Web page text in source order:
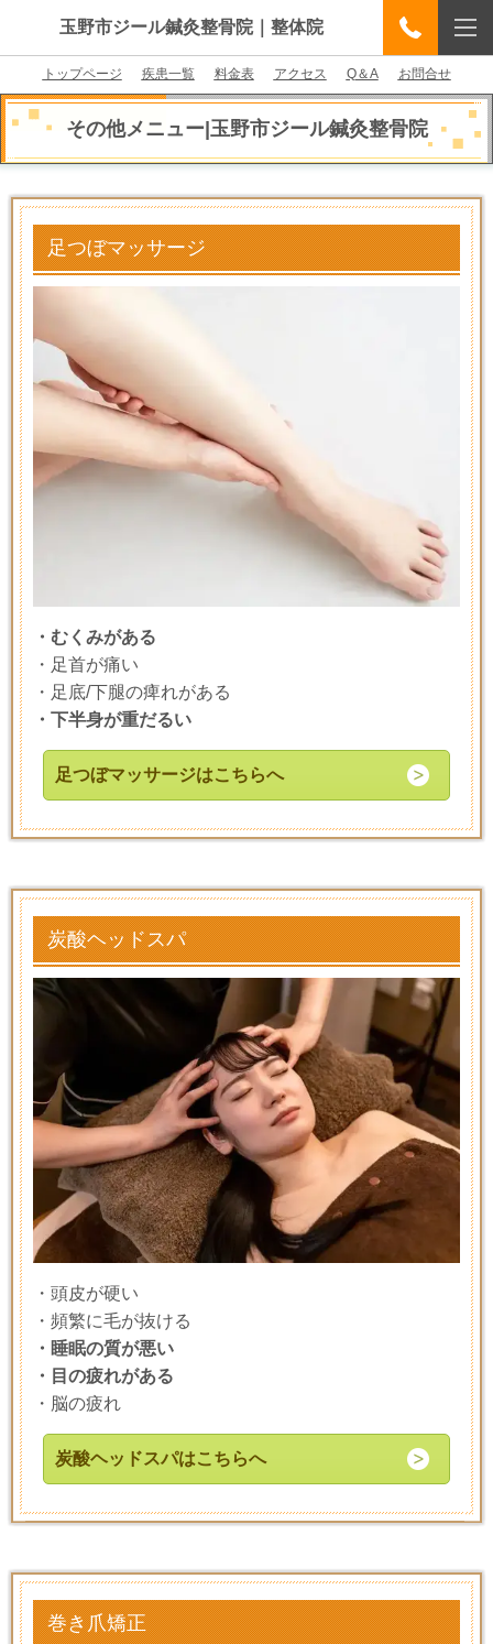
玉野市ジール鍼灸整骨院｜整体院
トップページ 疾患一覧 料金表 アクセス Q＆A お問合せ
その他メニュー| 玉野市ジール鍼灸整骨院
足つぼマッサージ
・むくみがある
・足首が痛い
・足底/下腿の痺れがある
・下半身が重だるい
足つぼマッサージはこちらへ
炭酸ヘッドスパ
・頭皮が硬い
・頻繁に毛が抜ける
・ 睡眠の質が悪い
・目の疲れがある
・脳の疲れ
炭酸ヘッドスパはこちらへ
巻き爪矯正